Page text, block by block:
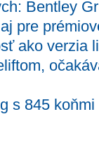
Bentley
pre
ako verzia
s 845